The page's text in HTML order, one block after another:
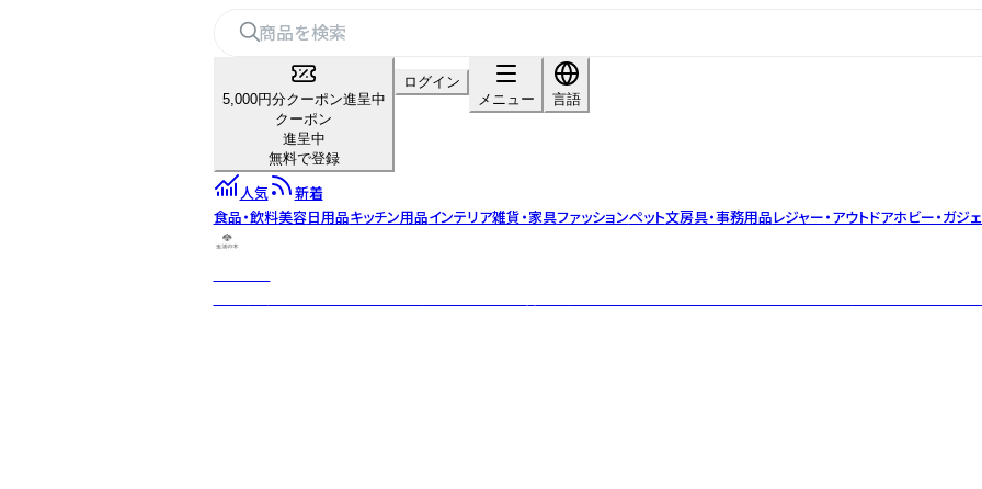
5,000円分クーポン進呈中
クーポン
進呈中
無料で登録
ログイン
メニュー
言語
人気
新着
食品・飲料美容日用品キッチン用品インテリア雑貨・家具ファッションペット文房具・事務用品レジャー・アウトドアホビー・ガジ